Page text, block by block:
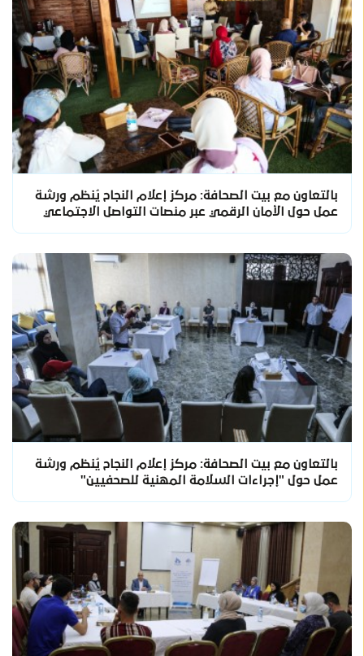
بالتعاون مع بيت الصحافة: مركز إعلام النجاح يُنظم ورشة
عمل حول الأمان الرقمي عبر منصات التواصل الاجتماعي
بالتعاون مع بيت الصحافة: مركز إعلام النجاح يُنظم ورشة
عمل حول "إجراءات السلامة المهنية للصحفيين"